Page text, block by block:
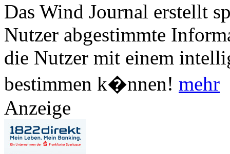
Das Wind Journal erstellt
Nutzer abgestimmte
die Nutzer mit einem
bestimmen k�nnen! mehr
Anzeige